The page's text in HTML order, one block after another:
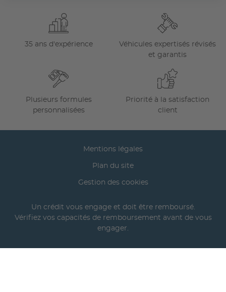
35 ans d'expérience
Véhicules expertisés révisés
et garantis
Plusieurs formules
personnalisées
Priorité à la satisfaction
client
Mentions légales
Plan du site
Gestion des cookies
Un crédit vous engage et doit être remboursé.
Vérifiez vos capacités de remboursement avant de vous
engager.